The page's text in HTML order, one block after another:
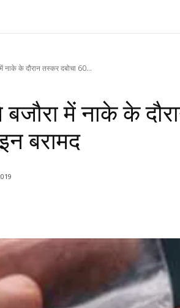
नाके के दौरान तस्कर दबोचा 60...
में नाके के
बरामद